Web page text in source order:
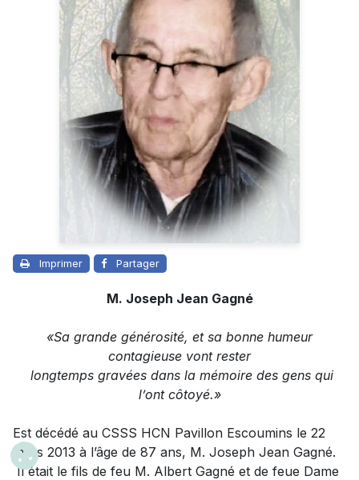
Imprimer Partager
M. Joseph Jean Gagné
«Sa grande générosité, et sa bonne humeur
contagieuse vont rester
longtemps gravées dans la mémoire des gens qui
l’ont côtoyé.»
Est décédé au CSSS HCN Pavillon Escoumins le 22
mars 2013 à l’âge de 87 ans, M. Joseph Jean Gagné.
Il était le fils de feu M. Albert Gagné et de feue Dame